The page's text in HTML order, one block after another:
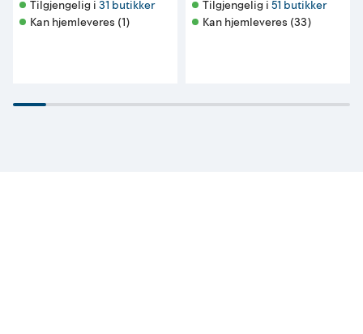
Tilgjengelig i 31 butikker
Kan hjemleveres (1)
Tilgjengelig i 51 butikker
Kan hjemleveres (33)